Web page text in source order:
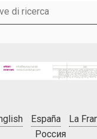
España La
Россия